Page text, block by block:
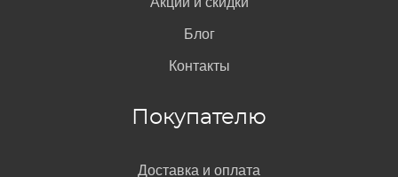
Блог
Контакты
Покупателю
Доставка и оплата